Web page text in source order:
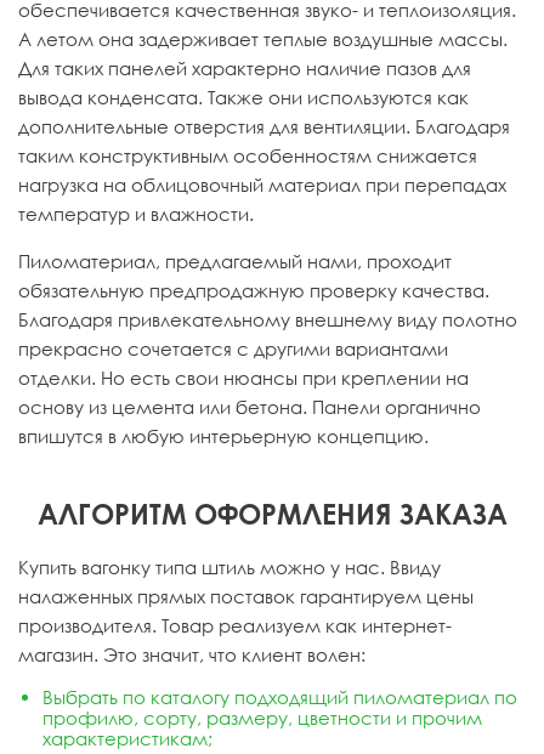
обеспечивается качественная звуко- и теплоизоляция.
А летом она задерживает теплые воздушные массы.
Для таких панелей характерно наличие пазов для
вывода конденсата. Также они используются как
дополнительные отверстия для вентиляции. Благодаря
таким конструктивным особенностям снижается
нагрузка на облицовочный материал при перепадах
температур и влажности.
Пиломатериал, предлагаемый нами, проходит
обязательную предпродажную проверку качества.
Благодаря привлекательному внешнему виду полотно
прекрасно сочетается с другими вариантами
отделки. Но есть свои нюансы при креплении на
основу из цемента или бетона. Панели органично
впишутся в любую интерьерную концепцию.
АЛГОРИТМ ОФОРМЛЕНИЯ ЗАКАЗА
Купить вагонку типа штиль можно у нас. Ввиду
налаженных прямых поставок гарантируем цены
производителя. Товар реализуем как интернет-
магазин. Это значит, что клиент волен:
Выбрать по каталогу подходящий пиломатериал по
профилю, сорту, размеру, цветности и прочим
характеристикам;